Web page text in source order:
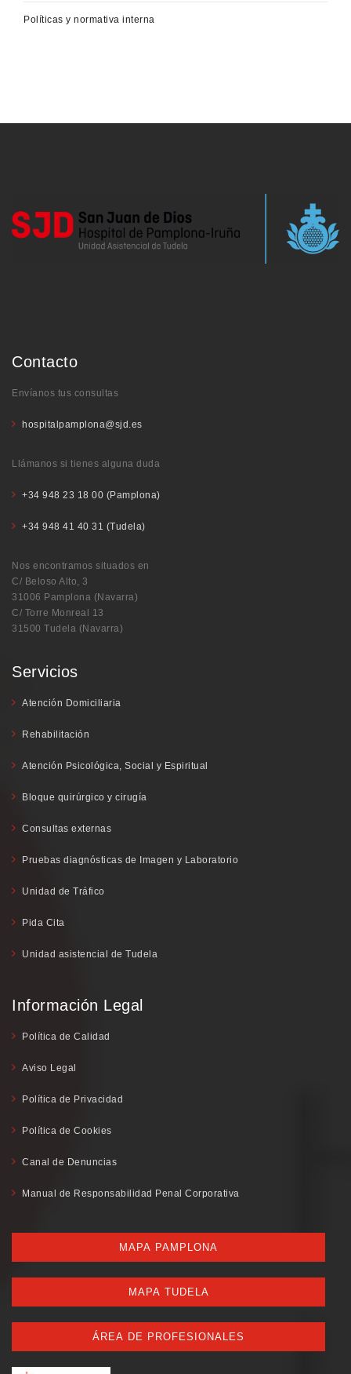
Políticas y normativa interna
Contacto
Envíanos tus consultas
hospitalpamplona@sjd.es
Llámanos si tienes alguna duda
+34 948 23 18 00 (Pamplona)
+34 948 41 40 31 (Tudela)
Nos encontramos situados en
C/ Beloso Alto, 3
31006 Pamplona (Navarra)
C/ Torre Monreal 13
31500 Tudela (Navarra)
Servicios
Atención Domiciliaria
Rehabilitación
Atención Psicológica, Social y Espiritual
Bloque quirúrgico y cirugía
Consultas externas
Pruebas diagnósticas de Imagen y Laboratorio
Unidad de Tráfico
Pida Cita
Unidad asistencial de Tudela
Información Legal
Política de Calidad
Aviso Legal
Política de Privacidad
Política de Cookies
Canal de Denuncias
Manual de Responsabilidad Penal Corporativa
MAPA PAMPLONA
MAPA TUDELA
ÁREA DE PROFESIONALES